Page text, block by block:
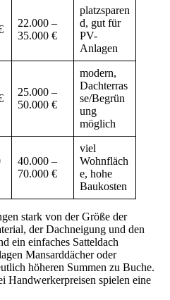
22.000 –
35.000 €
platzsparen
d, gut für
PV-
Anlagen
25.000 –
50.000 €
modern,
Dachterras
se/Begrün
ung
möglich
40.000 –
70.000 €
viel
Wohnfläch
e, hohe
Baukosten
stark von der Größe der
der Dachneigung und den
ein einfaches Satteldach
Mansarddächer oder
höheren Summen zu Buche.
Handwerkerpreisen spielen eine